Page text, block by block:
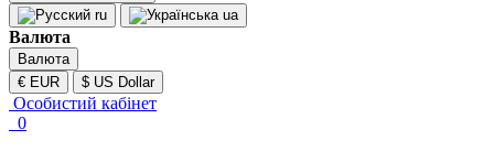
ru
ua
Валюта
Валюта
€ EUR
$ US Dollar
Особистий кабінет
0